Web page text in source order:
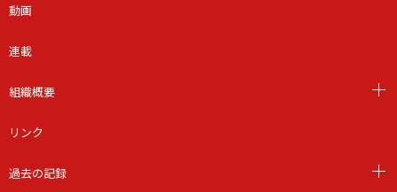
動画
連載
組織概要
リンク
過去の記録